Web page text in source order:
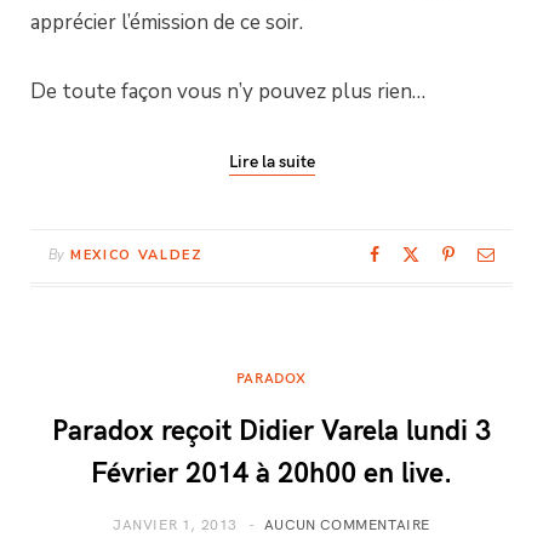
apprécier l’émission de ce soir.
De toute façon vous n’y pouvez plus rien…
Lire la suite
By MEXICO VALDEZ
PARADOX
Paradox reçoit Didier Varela lundi 3
Février 2014 à 20h00 en live.
JANVIER 1, 2013 AUCUN COMMENTAIRE